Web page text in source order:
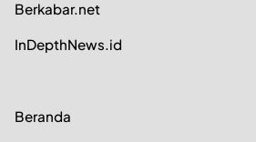
Berkabar.net
InDepthNews.id
Beranda